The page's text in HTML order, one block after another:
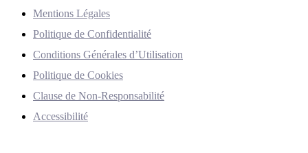
Mentions Légales
Politique de Confidentialité
Conditions Générales d’Utilisation
Politique de Cookies
Clause de Non-Responsabilité
Accessibilité